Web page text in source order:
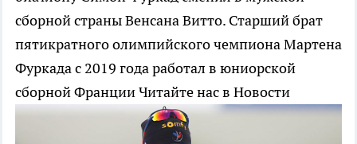
сборной страны Венсана Витто. Старший брат
пятикратного олимпийского чемпиона Мартена
Фуркада с 2019 года работал в юниорской
сборной ФранцииЧитайте нас в Новости